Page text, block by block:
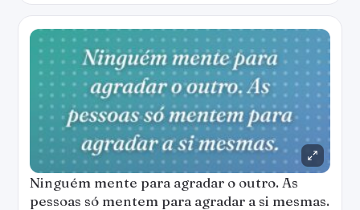
Ninguém mente para agradar o outro. As
pessoas só mentem para agradar a si mesmas.